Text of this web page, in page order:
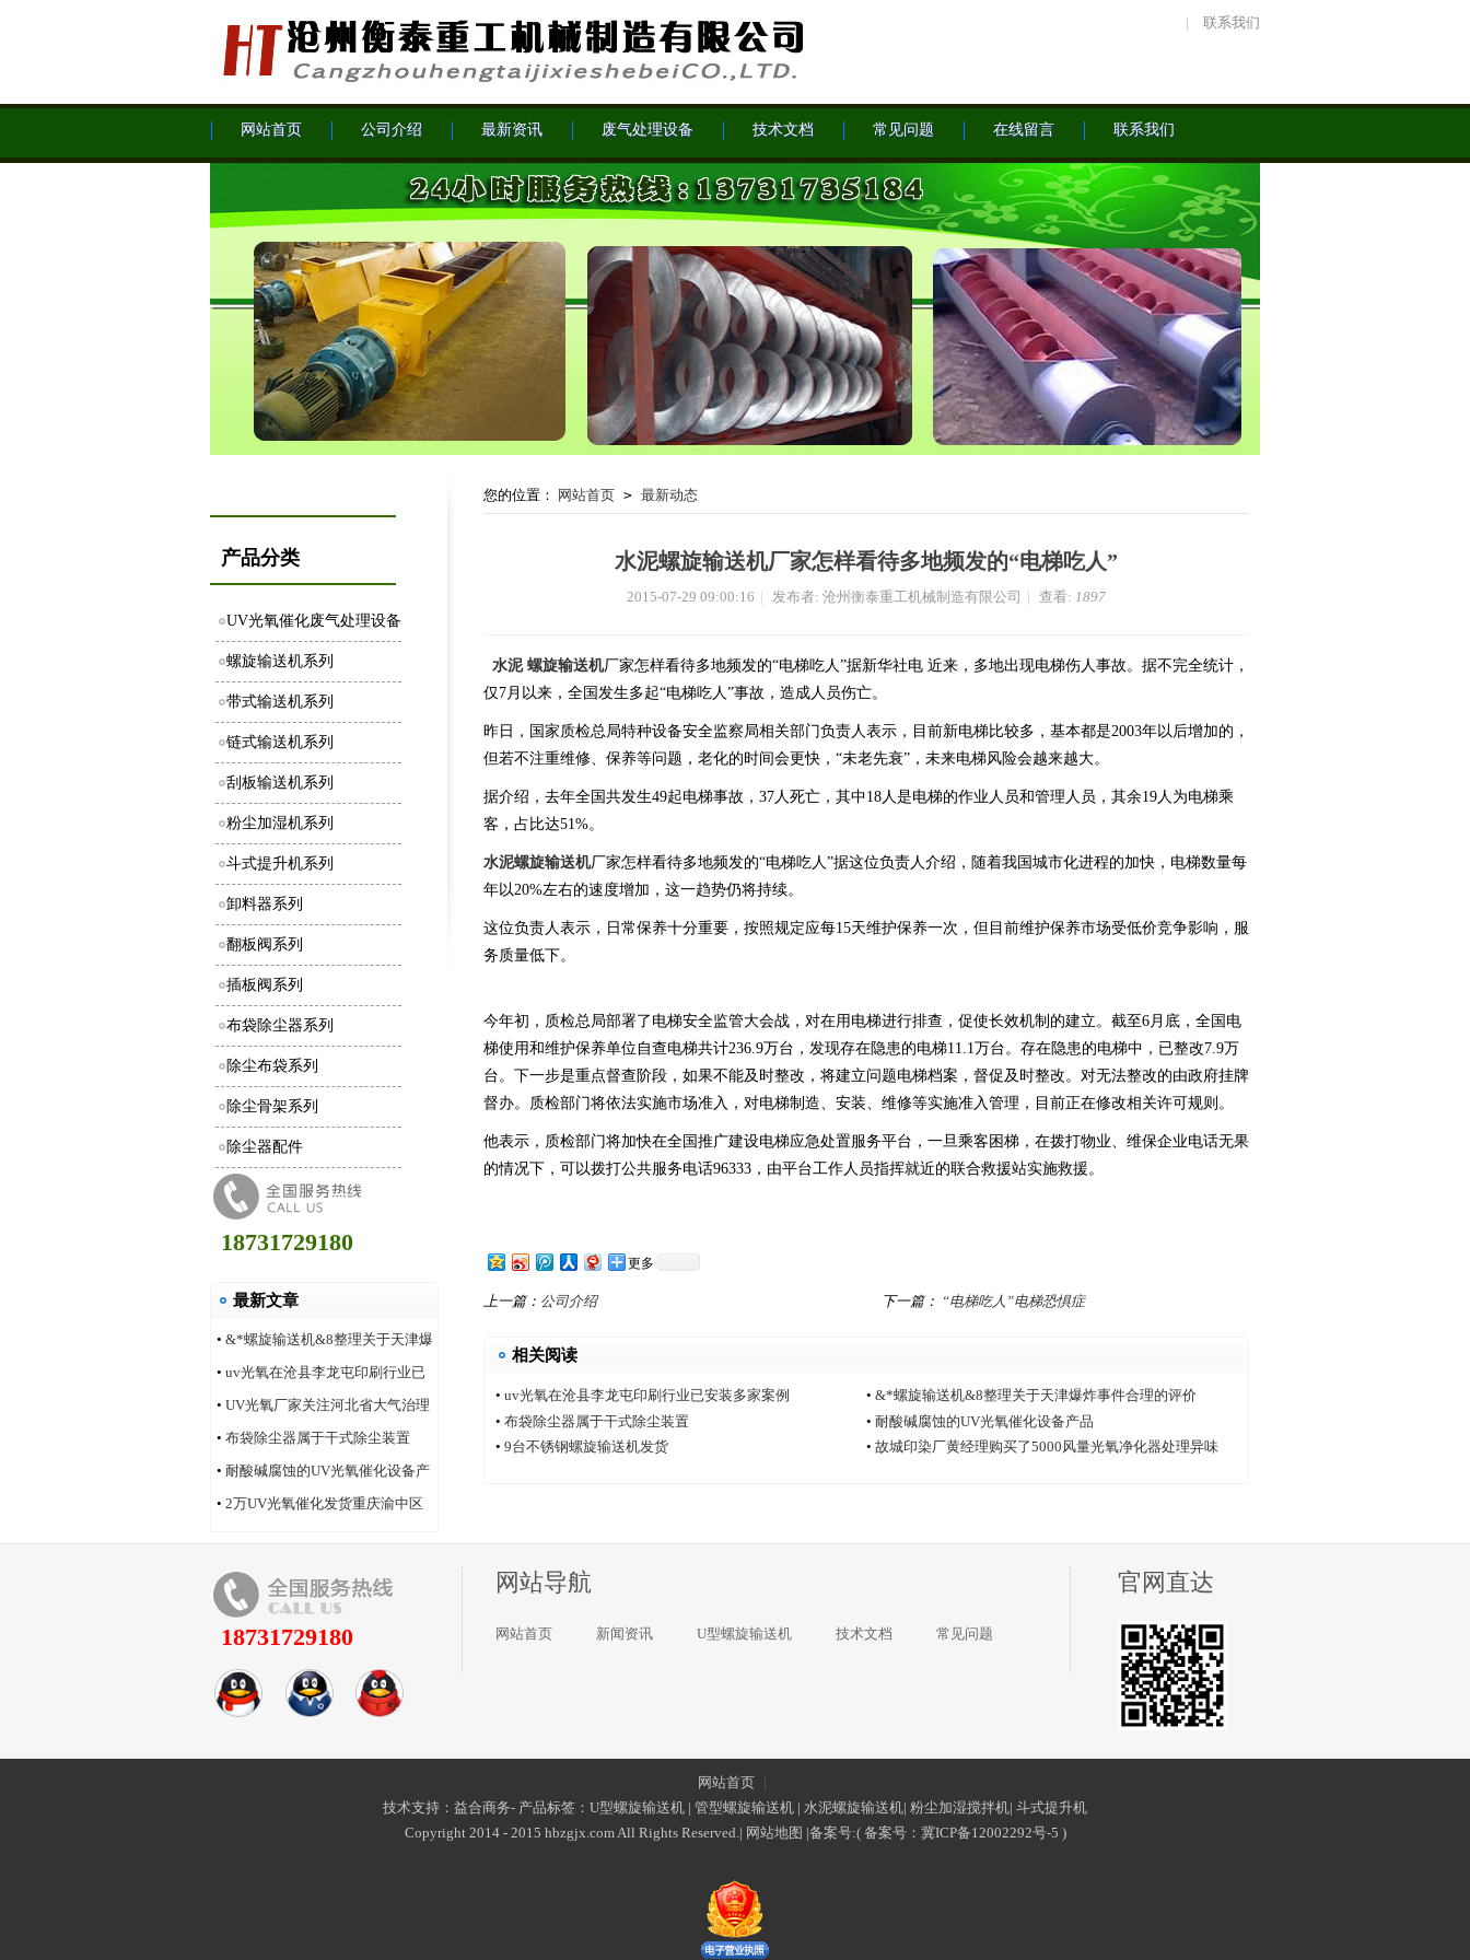
联系我们
网站首页 公司介绍 最新资讯 废气处理设备 技术文档 常见问题 在线留言 联系我们
产品分类
UV光氧催化废气处理设备
螺旋输送机系列
带式输送机系列
链式输送机系列
刮板输送机系列
粉尘加湿机系列
斗式提升机系列
卸料器系列
翻板阀系列
插板阀系列
布袋除尘器系列
除尘布袋系列
除尘骨架系列
除尘器配件
18731729180
最新文章
• &*螺旋输送机&8整理关于天津爆
炸事件合理的评价
• uv光氧在沧县李龙屯印刷行业已
安装多家案例
• UV光氧厂家关注河北省大气治理
改善状况
• 布袋除尘器属于干式除尘装置
• 耐酸碱腐蚀的UV光氧催化设备产
品
• 2万UV光氧催化发货重庆渝中区
您的位置： 网站首页 > 最新动态
水泥螺旋输送机厂家怎样看待多地频发的“电梯吃人”
2015-07-29 09:00:16 | 发布者: 沧州衡泰重工机械制造有限公司 | 查看: 1897
水泥 螺旋输送机厂家怎样看待多地频发的“电梯吃人”据新华社电 近来，多地出现电梯伤人事故。据不完全统计，
仅7月以来，全国发生多起“电梯吃人”事故，造成人员伤亡。
昨日，国家质检总局特种设备安全监察局相关部门负责人表示，目前新电梯比较多，基本都是2003年以后增加的，
但若不注重维修、保养等问题，老化的时间会更快，“未老先衰”，未来电梯风险会越来越大。
据介绍，去年全国共发生49起电梯事故，37人死亡，其中18人是电梯的作业人员和管理人员，其余19人为电梯乘
客，占比达51%。
水泥螺旋输送机厂家怎样看待多地频发的“电梯吃人”据这位负责人介绍，随着我国城市化进程的加快，电梯数量每
年以20%左右的速度增加，这一趋势仍将持续。
这位负责人表示，日常保养十分重要，按照规定应每15天维护保养一次，但目前维护保养市场受低价竞争影响，服
务质量低下。
今年初，质检总局部署了电梯安全监管大会战，对在用电梯进行排查，促使长效机制的建立。截至6月底，全国电
梯使用和维护保养单位自查电梯共计236.9万台，发现存在隐患的电梯11.1万台。存在隐患的电梯中，已整改7.9万
台。下一步是重点督查阶段，如果不能及时整改，将建立问题电梯档案，督促及时整改。对无法整改的由政府挂牌
督办。质检部门将依法实施市场准入，对电梯制造、安装、维修等实施准入管理，目前正在修改相关许可规则。
他表示，质检部门将加快在全国推广建设电梯应急处置服务平台，一旦乘客困梯，在拨打物业、维保企业电话无果
的情况下，可以拨打公共服务电话96333，由平台工作人员指挥就近的联合救援站实施救援。
更多
上一篇： 公司介绍 下一篇： “电梯吃人”电梯恐惧症
相关阅读
• uv光氧在沧县李龙屯印刷行业已安装多家案例 • &*螺旋输送机&8整理关于天津爆炸事件合理的评价
• 布袋除尘器属于干式除尘装置 • 耐酸碱腐蚀的UV光氧催化设备产品
• 9台不锈钢螺旋输送机发货 • 故城印染厂黄经理购买了5000风量光氧净化器处理异味
18731729180
网站导航
网站首页 新闻资讯 U型螺旋输送机 技术文档 常见问题
官网直达
网站首页 |
技术支持：益合商务- 产品标签： U型螺旋输送机 | 管型螺旋输送机 | 水泥螺旋输送机| 粉尘加湿搅拌机| 斗式提升机
Copyright 2014 - 2015 hbzgjx.com All Rights Reserved.| 网站地图 |备案号:( 备案号： 冀ICP备12002292号-5 )